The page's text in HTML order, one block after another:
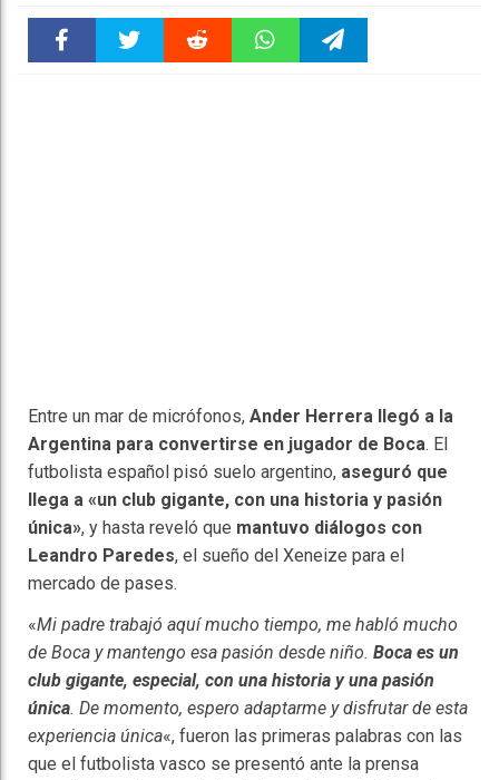
Entre un mar de micrófonos, Ander Herrera llegó a la
Argentina para convertirse en jugador de Boca. El
futbolista español pisó suelo argentino, aseguró que
llega a «un club gigante, con una historia y pasión
única», y hasta reveló que mantuvo diálogos con
Leandro Paredes, el sueño del Xeneize para el
mercado de pases.
«Mi padre trabajó aquí mucho tiempo, me habló mucho
de Boca y mantengo esa pasión desde niño. Boca es un
club gigante, especial, con una historia y una pasión
única. De momento, espero adaptarme y disfrutar de esta
experiencia única«, fueron las primeras palabras con las
que el futbolista vasco se presentó ante la prensa